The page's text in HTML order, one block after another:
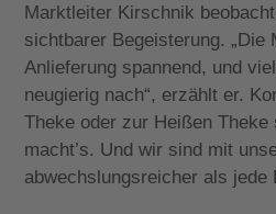
Marktleiter Kirschnik
sichtbarer Begeisterung. „Die
Anlieferung spannend, und
neugierig nach“, erzählt er.
Theke oder zur Heißen
macht’s. Und wir sind mit
abwechslungsreicher als jede